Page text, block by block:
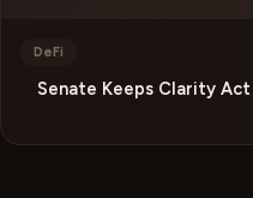
DeFi
Senate Keeps Clarity